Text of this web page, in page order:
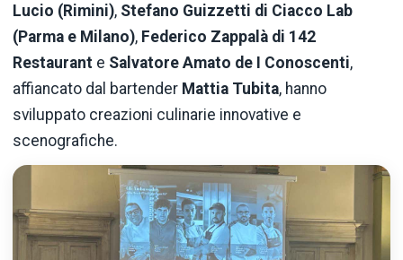
Lucio (Rimini), Stefano Guizzetti di Ciacco Lab
(Parma e Milano), Federico Zappalà di 142
Restaurant e Salvatore Amato de I Conoscenti,
affiancato dal bartender Mattia Tubita, hanno
sviluppato creazioni culinarie innovative e
scenografiche.